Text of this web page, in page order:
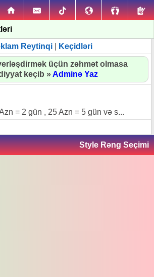
Reytinqi| Keçidləri
üçün zəhmət olmasa
keçib »Adminə Yaz
= 2 gün , 25 Azn = 5 gün və s...
Style Rəng Seçimi